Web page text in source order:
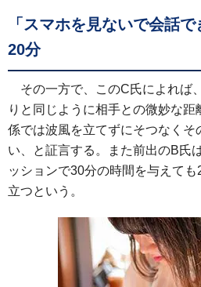
「スマホを見ないで会話
20分
その一方で、このC氏によれば
りと同じように相手との微妙な距
係では波風を立てずにそつなくそ
い、と証言する。また前出のB氏
ッションで30分の時間を与えて
立つという。